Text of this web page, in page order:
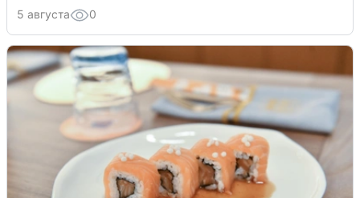
5 августа 0